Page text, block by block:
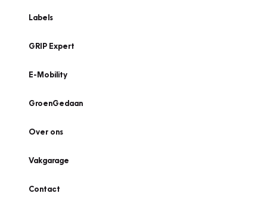
Labels
GRIP Expert
E-Mobility
GroenGedaan
Over ons
Vakgarage
Contact